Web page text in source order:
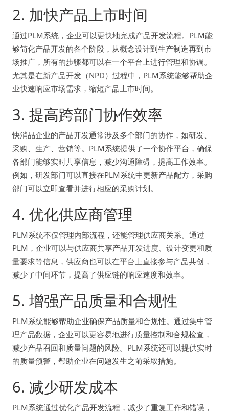
2. 加快产品上市时间
通过PLM系统，企业可以更快地完成产品开发流程。PLM能
够简化产品开发的各个阶段，从概念设计到生产制造再到市
场推广，所有的步骤都可以在一个平台上进行管理和协调。
尤其是在新产品开发（NPD）过程中，PLM系统能够帮助企
业快速响应市场需求，缩短产品上市时间。
3. 提高跨部门协作效率
快消品企业的产品开发通常涉及多个部门的协作，如研发、
采购、生产、营销等。PLM系统提供了一个协作平台，确保
各部门能够实时共享信息，减少沟通障碍，提高工作效率。
例如，研发部门可以直接在PLM系统中更新产品配方，采购
部门可以立即查看并进行相应的采购计划。
4. 优化供应商管理
PLM系统不仅管理内部流程，还能管理供应商关系。通过
PLM，企业可以与供应商共享产品开发进度、设计变更和质
量要求等信息，供应商也可以在平台上直接参与产品共创，
减少了中间环节，提高了供应链的响应速度和效率。
5. 增强产品质量和合规性
PLM系统能够帮助企业确保产品质量和合规性。通过集中管
理产品数据，企业可以更容易地进行质量控制和合规检查，
减少产品召回和质量问题的风险。PLM系统还可以提供实时
的质量预警，帮助企业在问题发生之前采取措施。
6. 减少研发成本
PLM系统通过优化产品开发流程，减少了重复工作和错误，